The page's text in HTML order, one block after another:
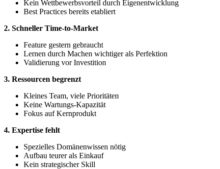
Kein Wettbewerbsvorteil durch Eigenentwicklung
Best Practices bereits etabliert
2. Schneller Time-to-Market
Feature gestern gebraucht
Lernen durch Machen wichtiger als Perfektion
Validierung vor Investition
3. Ressourcen begrenzt
Kleines Team, viele Prioritäten
Keine Wartungs-Kapazität
Fokus auf Kernprodukt
4. Expertise fehlt
Spezielles Domänenwissen nötig
Aufbau teurer als Einkauf
Kein strategischer Skill